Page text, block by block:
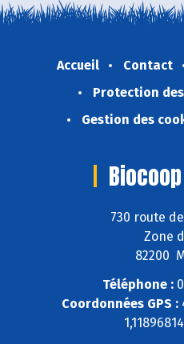
Accueil Contact
Protection
Gestion des
730 route
Zone
82200
Téléphone :
Coordonnées GPS :